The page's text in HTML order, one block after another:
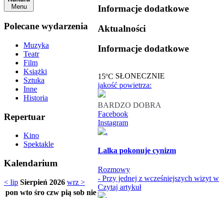
Menu
Polecane wydarzenia
Muzyka
Teatr
Film
Książki
Sztuka
Inne
Historia
Repertuar
Kino
Spektakle
Kalendarium
< lip Sierpień 2026 wrz >
pon wto śro czw pią sob nie
Informacje dodatkowe
Aktualności
Informacje dodatkowe
15oC SŁONECZNIE
jakość powietrza:
BARDZO DOBRA
Facebook
Instagram
Lalka pokonuje cynizm
Rozmowy
- Przy jednej z wcześniejszych wizyt
Czytaj artykuł